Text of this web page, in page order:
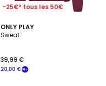
-25€* tous les 50€
ONLY PLAY
Sweat
20,00 €
39,99 €
4,2
/ 5
2
Couleurs